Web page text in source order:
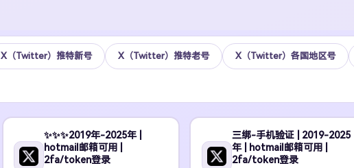
X（Twitter）推特新号 X（Twitter）推特老号 X（Twitter）各国地区号
✨️✨️✨️2019年-2025年 |
hotmail邮箱可用 |
2fa/token登录
三绑-手机验证 | 2019-2025
年 | hotmail邮箱可用 |
2fa/token登录